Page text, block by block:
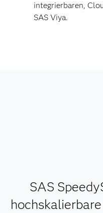
integrierbaren,
SAS Viya.
SAS